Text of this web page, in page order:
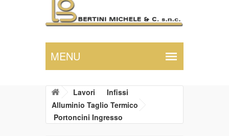
Lavori
Infissi
Alluminio Taglio Termico
Portoncini Ingresso